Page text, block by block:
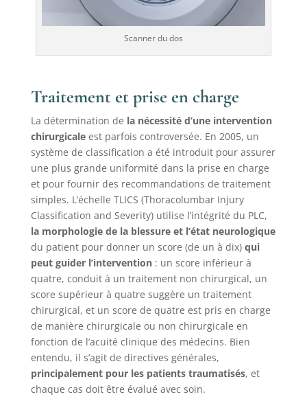
Scanner du dos
Traitement et prise en charge
La détermination de la nécessité d’une intervention
chirurgicaleest parfois controversée. En 2005, un
système de classification a été introduit pour assurer
une plus grande uniformité dans la prise en charge
et pour fournir des recommandations de traitement
simples. L’échelle TLICS (Thoracolumbar Injury
Classification and Severity) utilise l’intégrité du PLC,
la morphologie de la blessure et l’état neurologique
du patient pour donner un score (de un à dix) qui
peut guider l’intervention: un score inférieur à
quatre, conduit à un traitement non chirurgical, un
score supérieur à quatre suggère un traitement
chirurgical, et un score de quatre est pris en charge
de manière chirurgicale ou non chirurgicale en
fonction de l’acuité clinique des médecins. Bien
entendu, il s’agit de directives générales,
principalement pour les patients traumatisés, et
chaque cas doit être évalué avec soin.